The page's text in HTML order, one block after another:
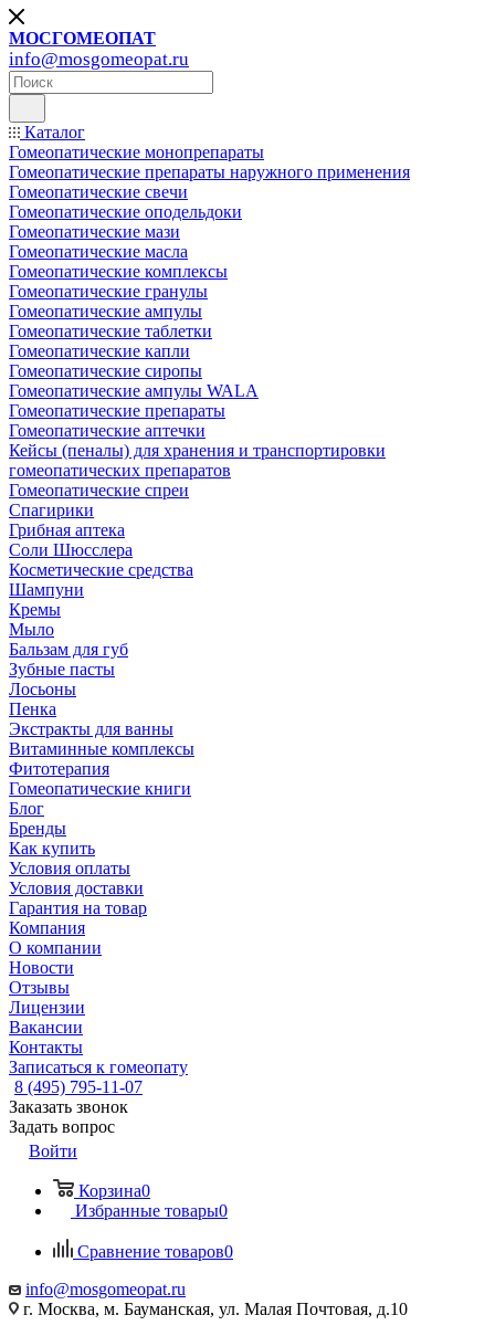
МОСГОМЕОПАТ
info@mosgomeopat.ru
Каталог
Гомеопатические монопрепараты
Гомеопатические препараты наружного применения
Гомеопатические свечи
Гомеопатические оподельдоки
Гомеопатические мази
Гомеопатические масла
Гомеопатические комплексы
Гомеопатические гранулы
Гомеопатические ампулы
Гомеопатические таблетки
Гомеопатические капли
Гомеопатические сиропы
Гомеопатические ампулы WALA
Гомеопатические препараты
Гомеопатические аптечки
Кейсы (пеналы) для хранения и транспортировки
гомеопатических препаратов
Гомеопатические спреи
Спагирики
Грибная аптека
Соли Шюсслера
Косметические средства
Шампуни
Кремы
Мыло
Бальзам для губ
Зубные пасты
Лосьоны
Пенка
Экстракты для ванны
Витаминные комплексы
Фитотерапия
Гомеопатические книги
Блог
Бренды
Как купить
Условия оплаты
Условия доставки
Гарантия на товар
Компания
О компании
Новости
Отзывы
Лицензии
Вакансии
Контакты
Записаться к гомеопату
8 (495) 795-11-07
Заказать звонок
Задать вопрос
Войти
Корзина0
Избранные товары0
Сравнение товаров0
info@mosgomeopat.ru
г. Москва, м. Бауманская, ул. Малая Почтовая, д.10